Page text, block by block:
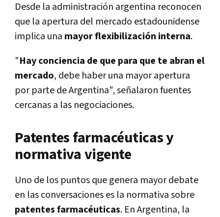
Desde la administración argentina reconocen
que la apertura del mercado estadounidense
implica una mayor flexibilización interna.
"Hay conciencia de que para que te abran el
mercado, debe haber una mayor apertura
por parte de Argentina", señalaron fuentes
cercanas a las negociaciones.
Patentes farmacéuticas y
normativa vigente
Uno de los puntos que genera mayor debate
en las conversaciones es la normativa sobre
patentes farmacéuticas. En Argentina, la